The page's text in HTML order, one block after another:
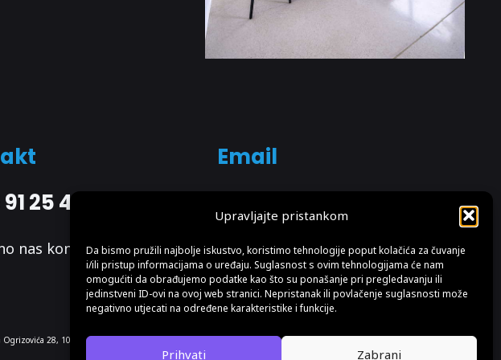
Upravljajte pristankom
Da bismo pružili najbolje iskustvo, koristimo tehnologije poput kolačića za čuvanje
i/ili pristup informacijama o uređaju. Suglasnost s ovim tehnologijama će nam
omogućiti da obrađujemo podatke kao što su ponašanje pri pregledavanju ili
jedinstveni ID-ovi na ovoj web stranici. Nepristanak ili povlačenje suglasnosti može
negativno utjecati na određene karakteristike i funkcije.
Prihvati Zabrani
25 444 51
nas kontaktirajte
Email
Pošaljite nam upit s detaljima i
brzo ćete dobiti super ponudu.
28, 10000 Zagreb, OIB: 19276576214 Upisano kod Trgovačkog suda u Zagrebu pod brojem: 99286025